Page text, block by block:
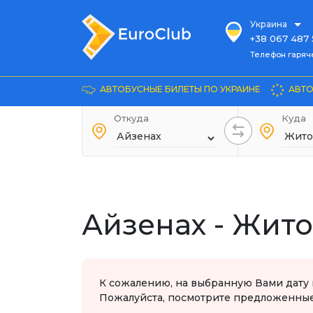
Украина
+38 067 487
Телефон гарячей
Довідка
+38 044 486
+38 067 240
+38 093 153
Телефон
АВТОБУСНЫЕ БИЛЕТЫ ПО УКРАИНЕ
Откуда Куда
Айзенах -
К сожалению, на выбранную Вами дату
Пожалуйста, посмотрите